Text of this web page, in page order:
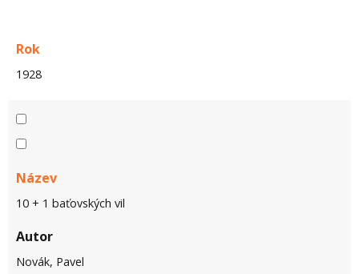
Rok
1928
Název
10 + 1 baťovských vil
Autor
Novák, Pavel